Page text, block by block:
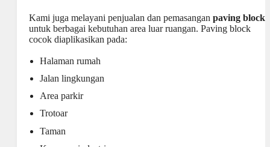
Kami juga melayani penjualan dan pemasangan paving block
untuk berbagai kebutuhan area luar ruangan. Paving block
cocok diaplikasikan pada:
Halaman rumah
Jalan lingkungan
Area parkir
Trotoar
Taman